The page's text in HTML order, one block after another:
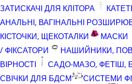
ЗАТИСКАЧІ ДЛЯ КЛІТОРА
АНАЛЬНІ, ВАГІНАЛЬНІ
КІСТОЧКИ, ЩЕКОТАЛКИ
МАСКИ
/ ФІКСАТОРИ
НАШИЙНИКИ,
ВІРНОСТІ
САДО-МАЗО, ФЕТІШ,
СВІЧКИ ДЛЯ БДСМ
СИСТЕМИ